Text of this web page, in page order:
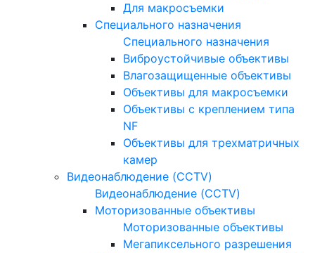
Для макросъемки
Специального назначения
Специального назначения
Виброустойчивые объективы
Влагозащищенные объективы
Объективы для макросъемки
Объективы с креплением типа
NF
Объективы для трехматричных
камер
Видеонаблюдение (CCTV)
Видеонаблюдение (CCTV)
Моторизованные объективы
Моторизованные объективы
Мегапиксельного разрешения